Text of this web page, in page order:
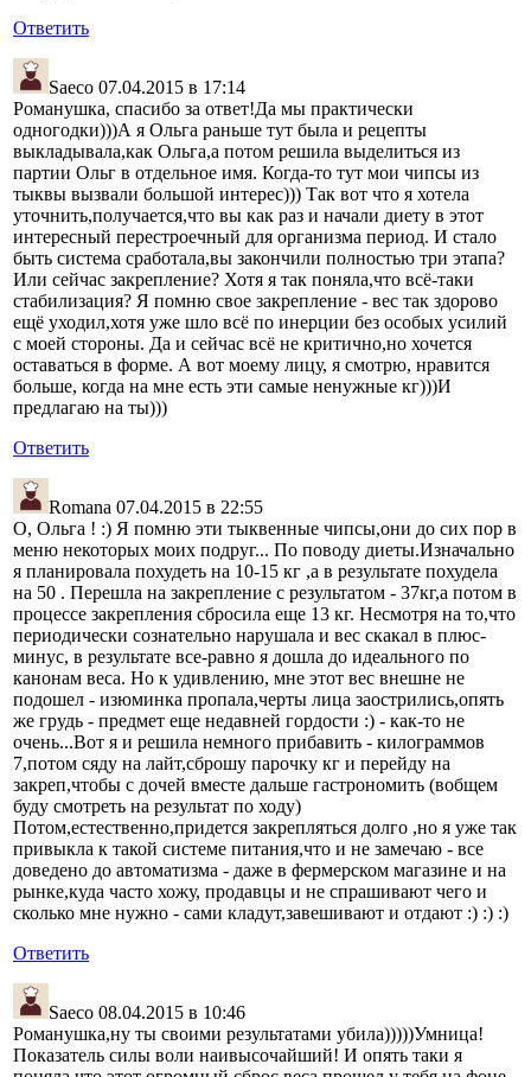
Ответить
Saeco 07.04.2015 в 17:14
Романушка, спасибо за ответ!Да мы практически
одногодки)))А я Ольга раньше тут была и рецепты
выкладывала,как Ольга,а потом решила выделиться из
партии Ольг в отдельное имя. Когда-то тут мои чипсы из
тыквы вызвали большой интерес))) Так вот что я хотела
уточнить,получается,что вы как раз и начали диету в этот
интересный перестроечный для организма период. И стало
быть система сработала,вы закончили полностью три этапа?
Или сейчас закрепление? Хотя я так поняла,что всё-таки
стабилизация? Я помню свое закрепление - вес так здорово
ещё уходил,хотя уже шло всё по инерции без особых усилий
с моей стороны. Да и сейчас всё не критично,но хочется
оставаться в форме. А вот моему лицу, я смотрю, нравится
больше, когда на мне есть эти самые ненужные кг)))И
предлагаю на ты)))
Ответить
Romana 07.04.2015 в 22:55
О, Ольга ! :) Я помню эти тыквенные чипсы,они до сих пор в
меню некоторых моих подруг... По поводу диеты.Изначально
я планировала похудеть на 10-15 кг ,а в результате похудела
на 50 . Перешла на закрепление с результатом - 37кг,а потом в
процессе закрепления сбросила еще 13 кг. Несмотря на то,что
периодически сознательно нарушала и вес скакал в плюс-
минус, в результате все-равно я дошла до идеального по
канонам веса. Но к удивлению, мне этот вес внешне не
подошел - изюминка пропала,черты лица заострились,опять
же грудь - предмет еще недавней гордости :) - как-то не
очень...Вот я и решила немного прибавить - килограммов
7,потом сяду на лайт,сброшу парочку кг и перейду на
закреп,чтобы с дочей вместе дальше гастрономить (вобщем
буду смотреть на результат по ходу)
Потом,естественно,придется закрепляться долго ,но я уже так
привыкла к такой системе питания,что и не замечаю - все
доведено до автоматизма - даже в фермерском магазине и на
рынке,куда часто хожу, продавцы и не спрашивают чего и
сколько мне нужно - сами кладут,завешивают и отдают :) :) :)
Ответить
Saeco 08.04.2015 в 10:46
Романушка,ну ты своими результатами убила)))))Умница!
Показатель силы воли наивысочайший! И опять таки я